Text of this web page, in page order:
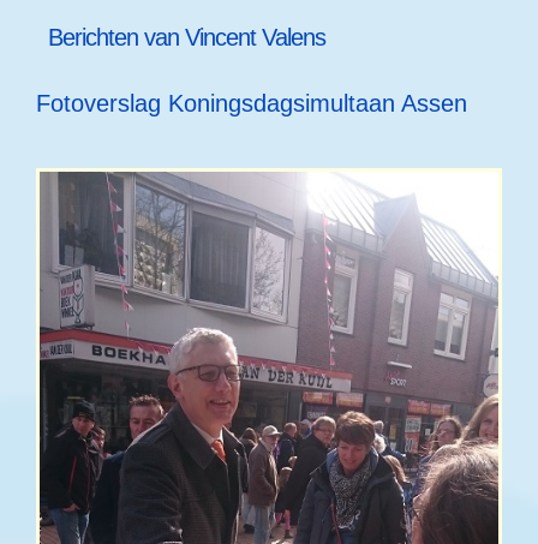
Berichten van Vincent Valens
Fotoverslag Koningsdagsimultaan Assen